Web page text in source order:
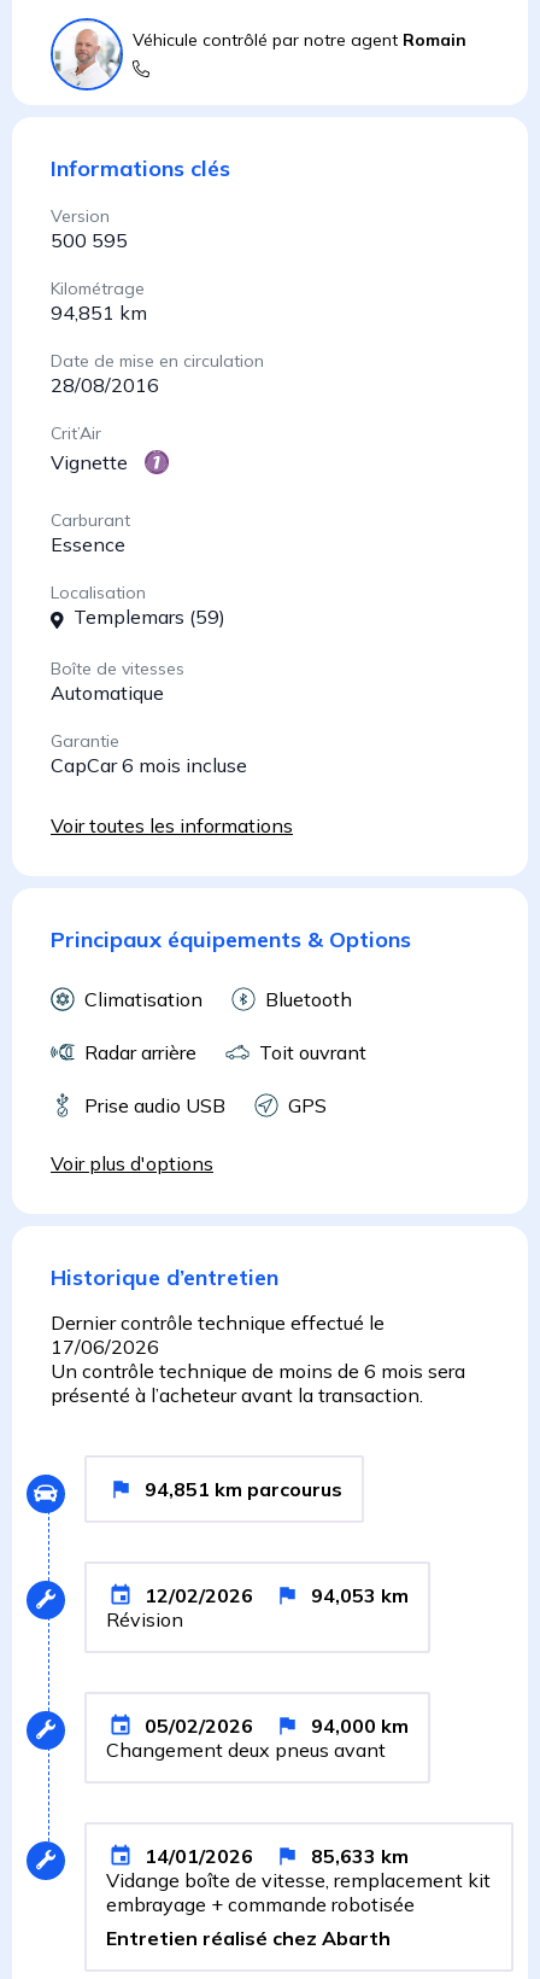
Véhicule contrôlé par notre agent Romain
Informations clés
Version
500 595
Kilométrage
94,851 km
Date de mise en circulation
28/08/2016
Crit’Air
Vignette
Carburant
Essence
Localisation
Templemars (59)
Boîte de vitesses
Automatique
Garantie
CapCar 6 mois incluse
Voir toutes les informations
Principaux équipements & Options
Climatisation Bluetooth
Radar arrière Toit ouvrant
Prise audio USB GPS
Voir plus d'options
Historique d’entretien
Dernier contrôle technique effectué le
17/06/2026
Un contrôle technique de moins de 6 mois sera
présenté à l’acheteur avant la transaction.
94,851 km parcourus
12/02/2026 94,053 km
Révision
05/02/2026 94,000 km
Changement deux pneus avant
14/01/2026 85,633 km
Vidange boîte de vitesse, remplacement kit
embrayage + commande robotisée
Entretien réalisé chez Abarth